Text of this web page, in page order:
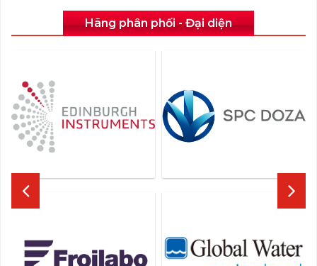
Hãng phân phối - Đại diện